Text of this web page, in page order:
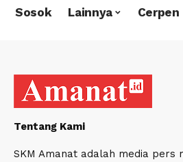
Sosok Lainnya Cerpen
Tentang Kami
SKM Amanat adalah media pers